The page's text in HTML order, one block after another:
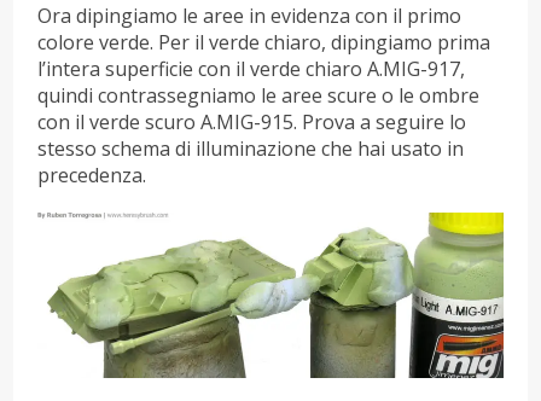
Ora dipingiamo le aree in evidenza con il primo
colore verde. Per il verde chiaro, dipingiamo prima
l’intera superficie con il verde chiaro A.MIG-917,
quindi contrassegniamo le aree scure o le ombre
con il verde scuro A.MIG-915. Prova a seguire lo
stesso schema di illuminazione che hai usato in
precedenza.